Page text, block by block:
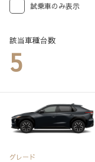
試乗車のみ表示
該当車種台数
5
グレード